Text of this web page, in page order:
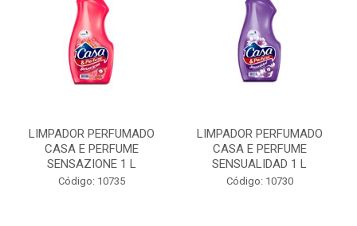
LIMPADOR PERFUMADO
CASA E PERFUME
SENSAZIONE 1 L
Código: 10735
LIMPADOR PERFUMADO
CASA E PERFUME
SENSUALIDAD 1 L
Código: 10730